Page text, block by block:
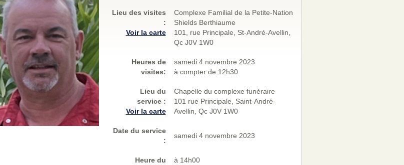
Lieu des visites
:
Voir la carte
Complexe Familial de la Petite-Nation
Shields Berthiaume
101, rue Principale, St-André-Avellin,
Qc J0V 1W0
Heures de
visites:
samedi 4 novembre 2023
à compter de 12h30
Lieu du
service :
Voir la carte
Chapelle du complexe funéraire
101 rue Principale, Saint-André-
Avellin, Qc J0V 1W0
Date du service
:
samedi 4 novembre 2023
Heure du
à 14h00